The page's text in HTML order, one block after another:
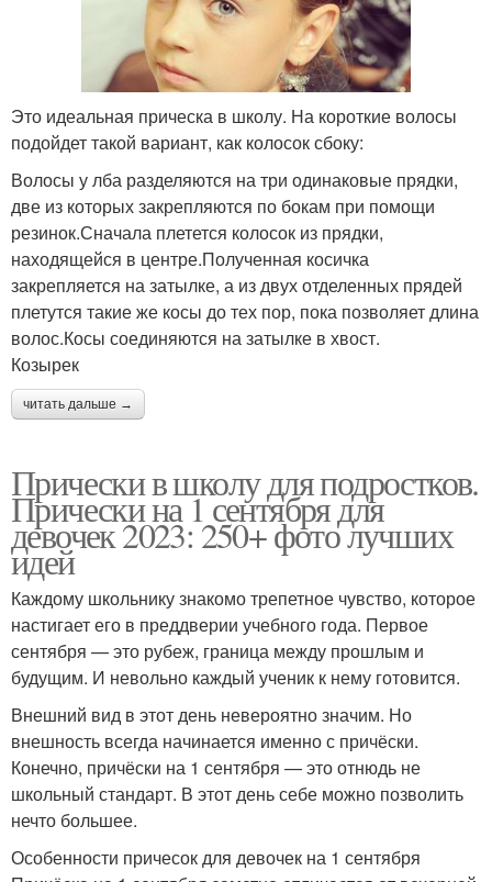
Это идеальная прическа в школу. На короткие волосы
подойдет такой вариант, как колосок сбоку:
Волосы у лба разделяются на три одинаковые прядки,
две из которых закрепляются по бокам при помощи
резинок.Сначала плетется колосок из прядки,
находящейся в центре.Полученная косичка
закрепляется на затылке, а из двух отделенных прядей
плетутся такие же косы до тех пор, пока позволяет длина
волос.Косы соединяются на затылке в хвост.
Козырек
читать дальше →
Прически в школу для подростков.
Прически на 1 сентября для
девочек 2023: 250+ фото лучших
идей
Каждому школьнику знакомо трепетное чувство, которое
настигает его в преддверии учебного года. Первое
сентября — это рубеж, граница между прошлым и
будущим. И невольно каждый ученик к нему готовится.
Внешний вид в этот день невероятно значим. Но
внешность всегда начинается именно с причёски.
Конечно, причёски на 1 сентября — это отнюдь не
школьный стандарт. В этот день себе можно позволить
нечто большее.
Особенности причесок для девочек на 1 сентября